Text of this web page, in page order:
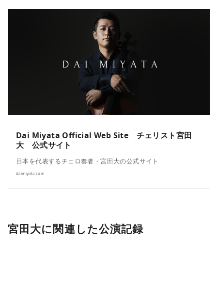
Dai Miyata Official Web Site チェリスト宮田
大 公式サイト
日本を代表するチェロ奏者・宮田大の公式サイト
daimiyata.com
宮田大に関連した公演記録